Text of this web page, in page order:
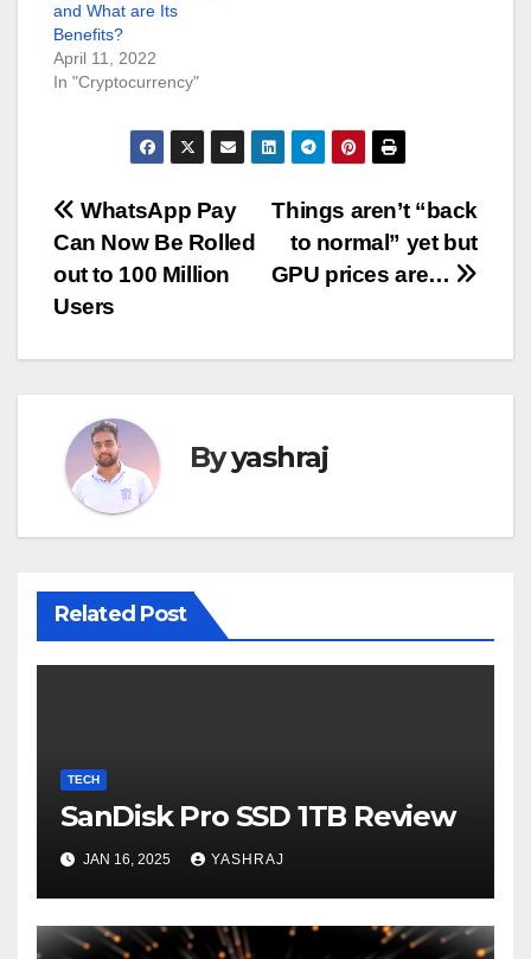
and What are Its
Benefits?
April 11, 2022
In "Cryptocurrency"
Post
navigation
Things aren’t “back
to normal” yet but
GPU prices are…
WhatsApp Pay
Can Now Be Rolled
out to 100 Million
Users
Byyashraj
Related Post
TECH
SanDisk Pro SSD 1TB Review
JAN 16, 2025 YASHRAJ